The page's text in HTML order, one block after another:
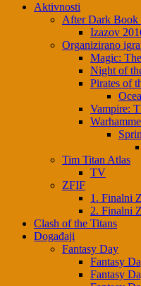
Aktivnosti
After Dark Book
Izazov
Organizirano
Magic:
Night of
Pirates of
Vampire:
Tim Titan Atlas
TV
ZFIF
1. Finalni
2. Finalni
Clash of the Titans
Događaji
Fantasy Day
Fantasy
Fantasy